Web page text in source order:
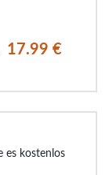
17.99 €
es kostenlos